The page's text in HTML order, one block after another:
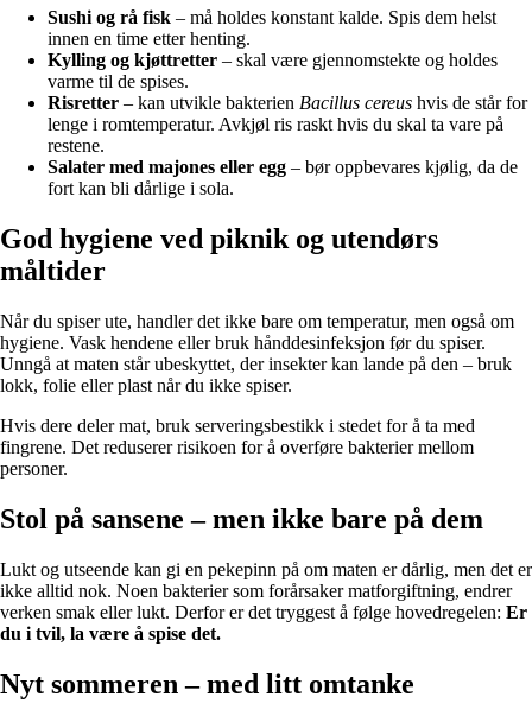
Sushi og rå fisk – må holdes konstant kalde. Spis dem helst
innen en time etter henting.
Kylling og kjøttretter – skal være gjennomstekte og holdes
varme til de spises.
Risretter – kan utvikle bakterien Bacillus cereus hvis de står for
lenge i romtemperatur. Avkjøl ris raskt hvis du skal ta vare på
restene.
Salater med majones eller egg – bør oppbevares kjølig, da de
fort kan bli dårlige i sola.
God hygiene ved piknik og utendørs
måltider
Når du spiser ute, handler det ikke bare om temperatur, men også om
hygiene. Vask hendene eller bruk hånddesinfeksjon før du spiser.
Unngå at maten står ubeskyttet, der insekter kan lande på den – bruk
lokk, folie eller plast når du ikke spiser.
Hvis dere deler mat, bruk serveringsbestikk i stedet for å ta med
fingrene. Det reduserer risikoen for å overføre bakterier mellom
personer.
Stol på sansene – men ikke bare på dem
Lukt og utseende kan gi en pekepinn på om maten er dårlig, men det er
ikke alltid nok. Noen bakterier som forårsaker matforgiftning, endrer
verken smak eller lukt. Derfor er det tryggest å følge hovedregelen: Er
du i tvil, la være å spise det.
Nyt sommeren – med litt omtanke